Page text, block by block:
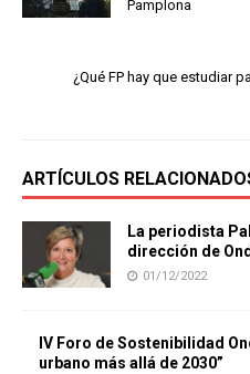
Pamplona
¿Qué FP hay que estudiar
ARTÍCULOS
La periodista
dirección de
01/12/2022
IV Foro de Sostenibilidad
urbano más allá de 2030”